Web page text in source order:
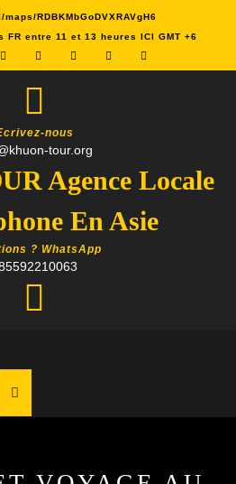
RDBKMbGoDVXRAVgH6
FR entre 11 et 13 heures ICI GMT +6
nous
tour.org
Agence Locale
En Asie
? WhatsApp